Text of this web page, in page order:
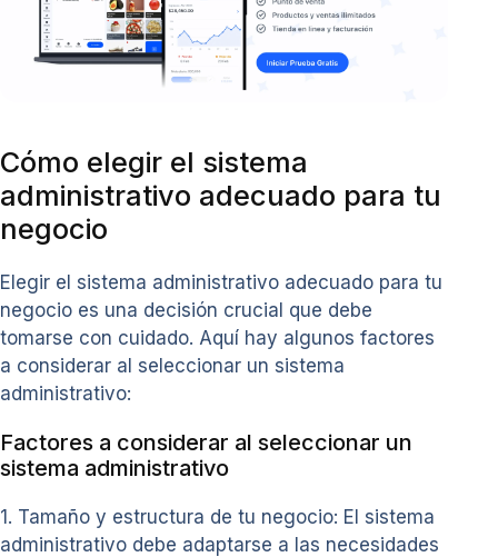
Cómo elegir el sistema
administrativo adecuado para tu
negocio
Elegir el sistema administrativo adecuado para tu
negocio es una decisión crucial que debe
tomarse con cuidado. Aquí hay algunos factores
a considerar al seleccionar un sistema
administrativo:
Factores a considerar al seleccionar un
sistema administrativo
1. Tamaño y estructura de tu negocio: El sistema
administrativo debe adaptarse a las necesidades